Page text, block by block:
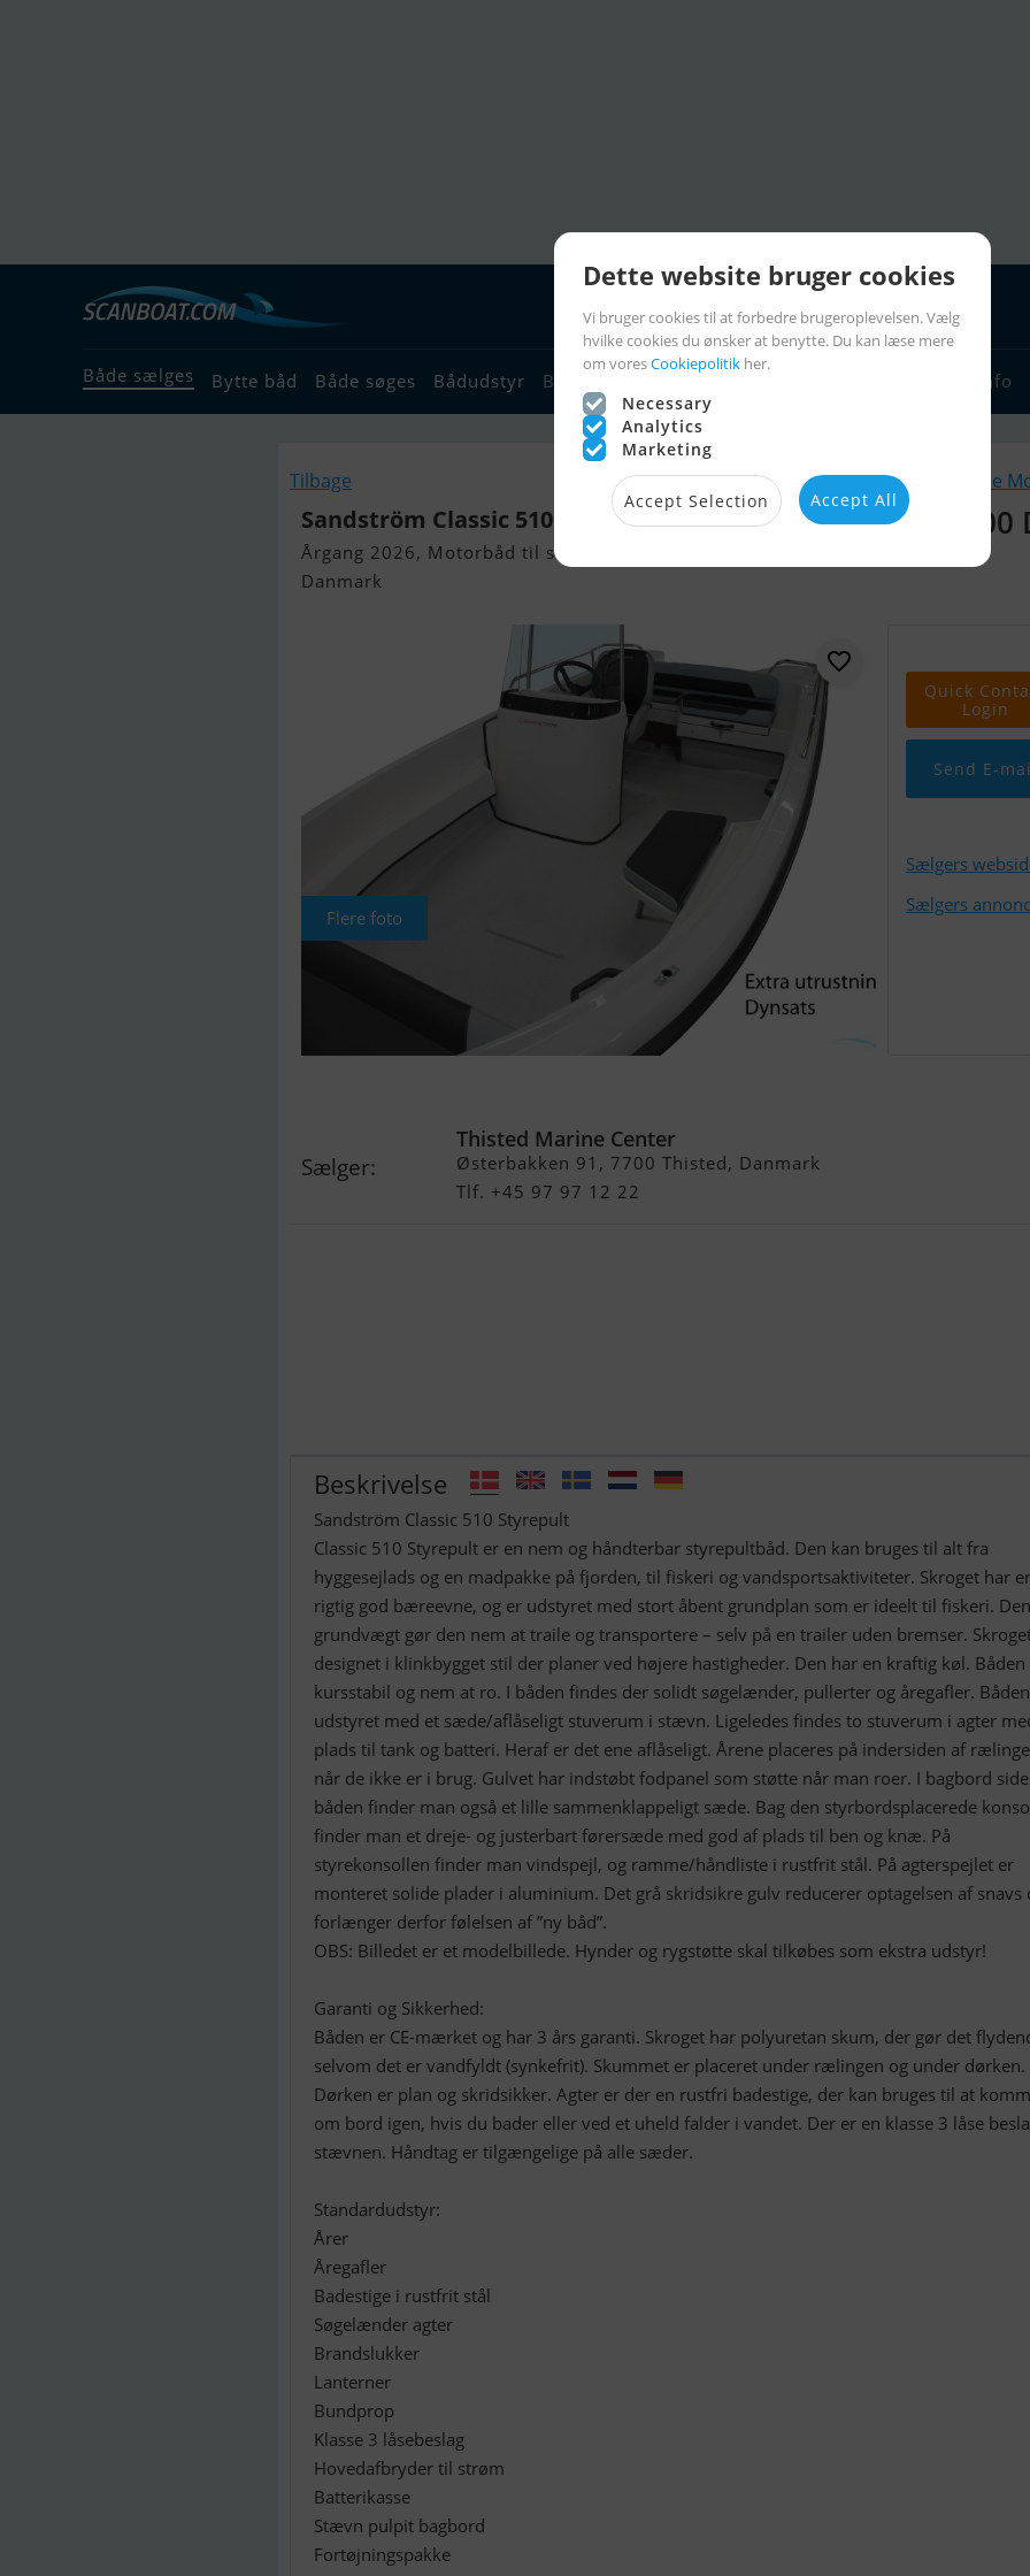
Både sælges Bytte båd Både søges Bådudstyr Bådforhandlere Sejlerinfo
Tilbage Lignende
Sandström Classic 510 Styrepult
Årgang 2026, Motorbåd til salg
Danmark
95.100
Flere foto
Quick
Login
Send E-
Sælgers
Sælgers
Sælger:
Thisted Marine Center
Østerbakken 91, 7700 Thisted, Danmark
Tlf. +45 97 97 12 22
Beskrivelse
Sandström Classic 510 Styrepult
Classic 510 Styrepult er en nem og håndterbar styrepultbåd. Den kan bruges til alt fra
hyggesejlads og en madpakke på fjorden, til fiskeri og vandsportsaktiviteter. Skroget har
rigtig god bæreevne, og er udstyret med stort åbent grundplan som er ideelt til fiskeri.
grundvægt gør den nem at traile og transportere – selv på en trailer uden bremser.
designet i klinkbygget stil der planer ved højere hastigheder. Den har en kraftig køl. Båden
kursstabil og nem at ro. I båden findes der solidt søgelænder, pullerter og åregafler.
udstyret med et sæde/aflåseligt stuverum i stævn. Ligeledes findes to stuverum i agter
plads til tank og batteri. Heraf er det ene aflåseligt. Årene placeres på indersiden af
når de ikke er i brug. Gulvet har indstøbt fodpanel som støtte når man roer. I bagbord
båden finder man også et lille sammenklappeligt sæde. Bag den styrbordsplacerede
finder man et dreje- og justerbart førersæde med god af plads til ben og knæ. På
styrekonsollen finder man vindspejl, og ramme/håndliste i rustfrit stål. På agterspejlet er
monteret solide plader i aluminium. Det grå skridsikre gulv reducerer optagelsen af snavs
forlænger derfor følelsen af ”ny båd”.
OBS: Billedet er et modelbillede. Hynder og rygstøtte skal tilkøbes som ekstra udstyr!
Garanti og Sikkerhed:
Båden er CE-mærket og har 3 års garanti. Skroget har polyuretan skum, der gør det
selvom det er vandfyldt (synkefrit). Skummet er placeret under rælingen og under dørken.
Dørken er plan og skridsikker. Agter er der en rustfri badestige, der kan bruges til at
om bord igen, hvis du bader eller ved et uheld falder i vandet. Der er en klasse 3 låse
stævnen. Håndtag er tilgængelige på alle sæder.
Standardudstyr:
Årer
Åregafler
Badestige i rustfrit stål
Søgelænder agter
Brandslukker
Lanterner
Bundprop
Klasse 3 låsebeslag
Hovedafbryder til strøm
Batterikasse
Stævn pulpit bagbord
Fortøjningspakke
Dette website bruger cookies
Vi bruger cookies til at forbedre brugeroplevelsen. Vælg
hvilke cookies du ønsker at benytte. Du kan læse mere
om voresCookiepolitik her.
Necessary
Analytics
Marketing
Accept Selection Accept All